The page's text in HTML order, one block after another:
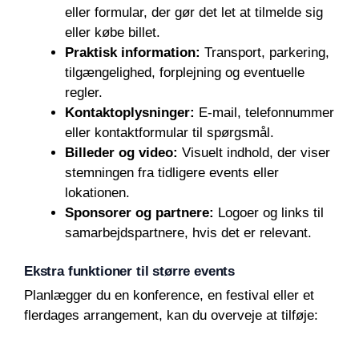
eller formular, der gør det let at tilmelde sig
eller købe billet.
Praktisk information: Transport, parkering,
tilgængelighed, forplejning og eventuelle
regler.
Kontaktoplysninger: E-mail, telefonnummer
eller kontaktformular til spørgsmål.
Billeder og video: Visuelt indhold, der viser
stemningen fra tidligere events eller
lokationen.
Sponsorer og partnere: Logoer og links til
samarbejdspartnere, hvis det er relevant.
Ekstra funktioner til større events
Planlægger du en konference, en festival eller et
flerdages arrangement, kan du overveje at tilføje: